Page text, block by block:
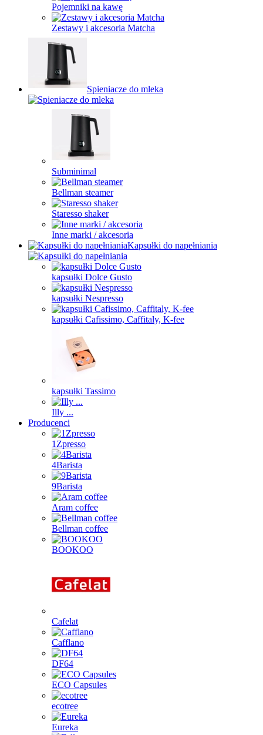
Pojemniki na kawę
Zestawy i akcesoria Matcha
Spieniacze do mleka
Subminimal
Bellman steamer
Staresso shaker
Inne marki / akcesoria
Kapsułki do napełniania
kapsułki Dolce Gusto
kapsułki Nespresso
kapsułki Cafissimo, Caffitaly, K-fee
kapsułki Tassimo
Illy ...
Producenci
1Zpresso
4Barista
9Barista
Aram coffee
Bellman coffee
BOOKOO
Cafelat
Cafflano
DF64
ECO Capsules
ecotree
Eureka